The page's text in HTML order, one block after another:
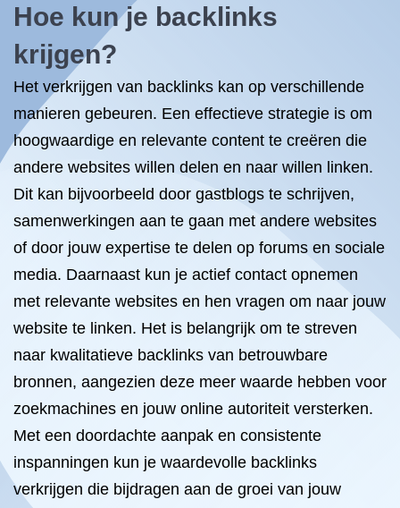
Hoe kun je backlinks
krijgen?
Het verkrijgen van backlinks kan op verschillende
manieren gebeuren. Een effectieve strategie is om
hoogwaardige en relevante content te creëren die
andere websites willen delen en naar willen linken.
Dit kan bijvoorbeeld door gastblogs te schrijven,
samenwerkingen aan te gaan met andere websites
of door jouw expertise te delen op forums en sociale
media. Daarnaast kun je actief contact opnemen
met relevante websites en hen vragen om naar jouw
website te linken. Het is belangrijk om te streven
naar kwalitatieve backlinks van betrouwbare
bronnen, aangezien deze meer waarde hebben voor
zoekmachines en jouw online autoriteit versterken.
Met een doordachte aanpak en consistente
inspanningen kun je waardevolle backlinks
verkrijgen die bijdragen aan de groei van jouw